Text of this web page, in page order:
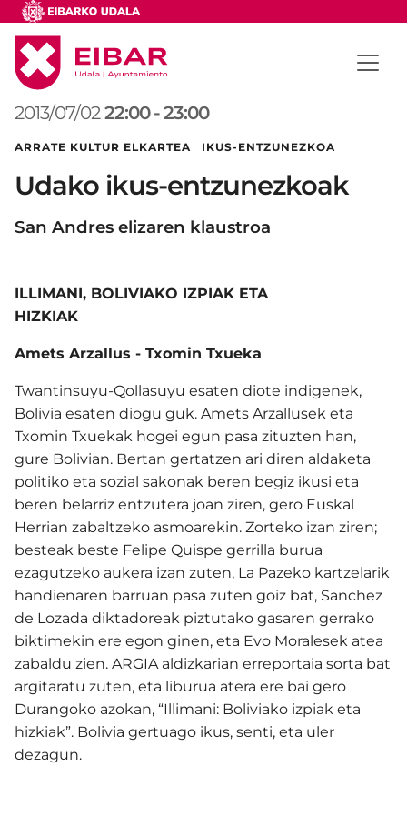
2013/07/02 22:00 -23:00
ARRATE KULTUR ELKARTEA IKUS-ENTZUNEZKOA
Udako ikus-entzunezkoak
San Andres elizaren klaustroa
ILLIMANI, BOLIVIAKO IZPIAK ETA
HIZKIAK
Amets Arzallus - Txomin Txueka
Twantinsuyu-Qollasuyu esaten diote indigenek,
Bolivia esaten diogu guk. Amets Arzallusek eta
Txomin Txuekak hogei egun pasa zituzten han,
gure Bolivian. Bertan gertatzen ari diren aldaketa
politiko eta sozial sakonak beren begiz ikusi eta
beren belarriz entzutera joan ziren, gero Euskal
Herrian zabaltzeko asmoarekin. Zorteko izan ziren;
besteak beste Felipe Quispe gerrilla burua
ezagutzeko aukera izan zuten, La Pazeko kartzelarik
handienaren barruan pasa zuten goiz bat, Sanchez
de Lozada diktadoreak piztutako gasaren gerrako
biktimekin ere egon ginen, eta Evo Moralesek atea
zabaldu zien. ARGIA aldizkarian erreportaia sorta bat
argitaratu zuten, eta liburua atera ere bai gero
Durangoko azokan, “Illimani: Boliviako izpiak eta
hizkiak”. Bolivia gertuago ikus, senti, eta uler
dezagun.